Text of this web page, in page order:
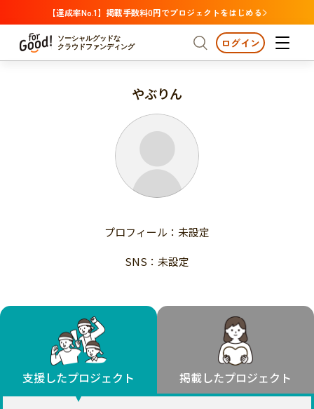
【達成率No.1】掲載手数料0円でプロジェクトをはじめる
ソーシャルグッドな
クラウドファンディング
プロジェクトからさがす 注目
支援金額が多い
支援人数が多い
終了日が近い
国際協力
子ども・教育
フード・農業
文化
環境・エシカル
人権・マイノリティ
社会貢献
地域からさがす 北海道・東北
北海道
支援金額が多い
終了日が近い
カテゴリーからさがす
医療・福祉
子ども・教育
人権・マイノリティ
北海道 青森 岩手 宮城
秋田
福島
茨城 栃木 群馬
千葉
東京
神奈川
ログイン
やぶりん
プロフィール：未設定
SNS：未設定
支援したプロジェクト 掲載したプロジェクト